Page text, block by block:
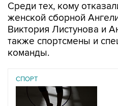
Среди тех, кому
женской сборной
Виктория Листунова и
также спортсмены и
команды.
СПОРТ